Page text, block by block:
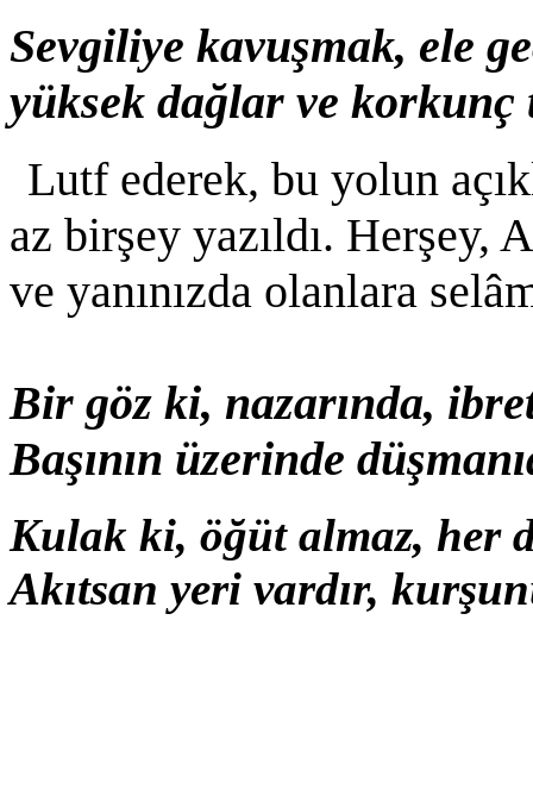
Sevgiliye kavuşmak, ele
yüksek dağlar ve
Lutf ederek, bu yolun
az birşey yazıldı. Herşey,
ve yanınızda olanlara
Bir göz ki, nazarında,
Başının üzerinde
Kulak ki, öğüt almaz, her
Akıtsan yeri vardır,